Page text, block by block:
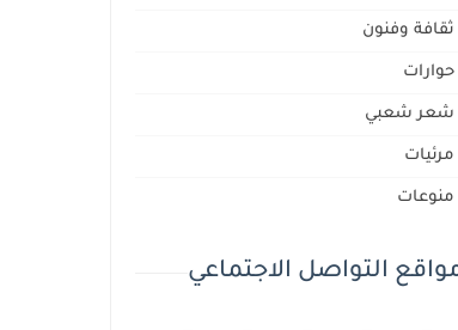
ثقافة وفنون
حوارات
شعر شعبي
مرئيات
منوعات
التواصل الاجتماعي